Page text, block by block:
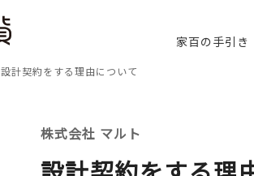
家百の手引き
設計契約をする理由について
株式会社 マルト